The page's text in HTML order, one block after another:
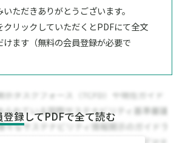
ただきありがとうございます。
クリックしていただくとPDFにて全文
けます（無料の会員登録が必要で
登録 してPDFで全て読む